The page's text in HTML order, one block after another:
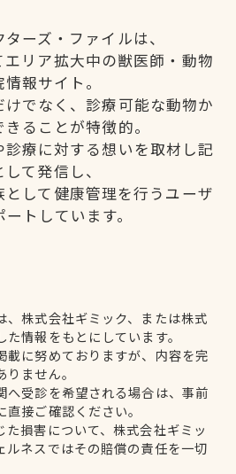
ーズ・ファイルは、
リア拡大中の獣医師・動物
報サイト。
でなく、診療可能な動物か
ることが特徴的。
療に対する想いを取材し記
して発信し、
して健康管理を行うユーザ
トしています。
、株式会社ギミック、または株式
情報をもとにしています。
載に努めておりますが、内容を完
ません。
へ受診を希望される場合は、事前
接ご確認ください。
た損害について、株式会社ギミッ
ルネスではその賠償の責任を一切